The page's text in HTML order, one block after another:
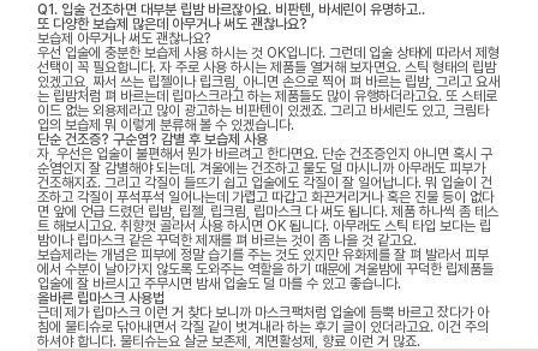
Q1. 입술 건조하면 대부분 립밤 바르잖아요. 비판텐, 바세린이 유명하고..
또 다양한 보습제 많은데 아무거나 써도 괜찮나요?
보습제 아무거나 써도 괜찮나요?
우선 입술에 충분한 보습제 사용 하시는 것 OK입니다. 그런데 입술 상태에 따라서 제형
선택이 꼭 필요합니다. 자 주로 사용 하시는 제품들 열거해 보자면요. 스틱 형태의 립밤
있겠고요, 짜서 쓰는 립젤이나 립크림, 아니면 손으로 찍어 펴 바르는 립밤, 그리고 요새
는 립밤처럼 펴 바르는데 립마스크라고 하는 제품들도 많이 유행하더라고요. 또 스테로
이드 없는 외용제라고 많이 광고하는 비판텐이 있겠죠. 그리고 바세린도 있고, 크림타
입의 보습제 뭐 이렇게 분류해 볼 수 있겠습니다.
단순 건조증? 구순염? 감별 후 보습제 사용
자, 우선은 입술이 불편해서 뭔가 바르려고 한다면요. 단순 건조증인지 아니면 혹시 구
순염인지 잘 감별해야 되는데. 겨울에는 건조하고 물도 덜 마시니까 아무래도 피부가
건조해지죠. 그리고 각질이 들뜨기 쉽고 입술에도 각질이 잘 일어납니다. 뭐 입술이 건
조하고 각질이 푸석푸석 일어나는데 가렵고 따갑고 화끈거리거나 혹은 진물 등이 없다
면 앞에 언급 드렸던 립밤, 립젤, 립크림, 립마스크 다 써도 됩니다. 제품 하나씩 좀 테스
트 해보시고요. 취향껏 골라서 사용 하시면 OK 됩니다. 아무래도 스틱 타입 보다는 립
밤이나 립마스크 같은 꾸덕한 제재를 펴 바르는 것이 좀 나을 것 같고요.
보습제라는 개념은 피부에 정말 습기를 주는 것도 있지만 유화제를 잘 펴 발라서 피부
에서 수분이 날아가지 않도록 도와주는 역할을 하기 때문에 겨울밤에 꾸덕한 립제품들
입술에 잘 바르시고 주무시면 밤새 입술도 덜 마를 수 있고 좋습니다.
올바른 립마스크 사용법
근데 제가 립마스크 이런 거 찾다 보니까 마스크팩처럼 입술에 듬뿍 바르고 잤다가 아
침에 물티슈로 닦아내면서 각질 같이 벗겨내라 하는 후기 글이 있더라고요. 이건 주의
하셔야 합니다. 물티슈는요 살균 보존제, 계면활성제, 향료 이런 거 많죠.